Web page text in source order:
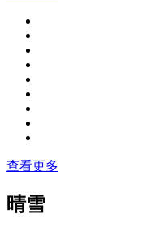
查看更多
晴雪